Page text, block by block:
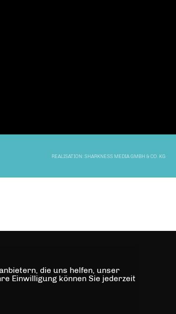
REALISATION: SHARKNESS MEDIA GMBH & CO. KG
die uns helfen, unser
Einwilligung können Sie jederzeit